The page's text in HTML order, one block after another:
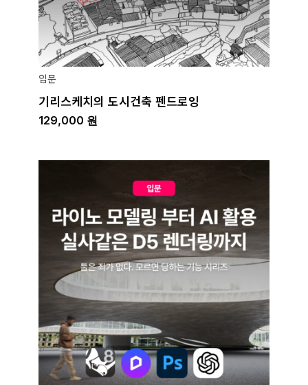
입문
기리스케치의 도시건축 펜드로잉
129,000 원